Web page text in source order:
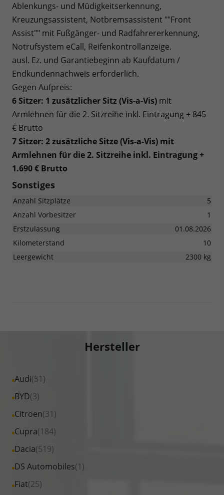
Ablenkungs- und Müdigkeitserkennung,
Kreuzungsassistent, Notbremsassistent ""Front
Assist"" mit Fußgänger- und Radfahrererkennung,
Notrufsystem eCall, Reifenkontrollanzeige.
ausl. Ez. und Garantiebeginn ab Kaufdatum /
Endkundennachweis erforderlich.
Gegen Aufpreis:
6 Sitzer: 1 zusätzlicher Sitz (Vis-a-Vis) mit
Armlehnen für die 2. Sitzreihe inkl. Eintragung + 845
€ Brutto
7 Sitzer: 2 zusätzliche Sitze (Vis-a-Vis) mit
Armlehnen für die 2. Sitzreihe inkl. Eintragung+
1.690 € Brutto
Sonstiges
Anzahl Sitzplätze
5
Anzahl Vorbesitzer
1
Erstzulassung
01.08.2026
Kilometerstand
10
Leergewicht
2300 kg
Hersteller
Audi(51)
Alle
Fahrzeuge
Audi
anzeigen
BYD(3)
Alle
Fahrzeuge
BYD
anzeigen
Citroen(31)
Alle
Fahrzeuge
Citroen
anzeigen
Cupra(184)
Alle
Fahrzeuge
Cupra
anzeigen
Dacia(519)
Alle
Fahrzeuge
Dacia
DS Automobiles(1)
Alle
Fahrzeuge
Fiat(25)
Alle